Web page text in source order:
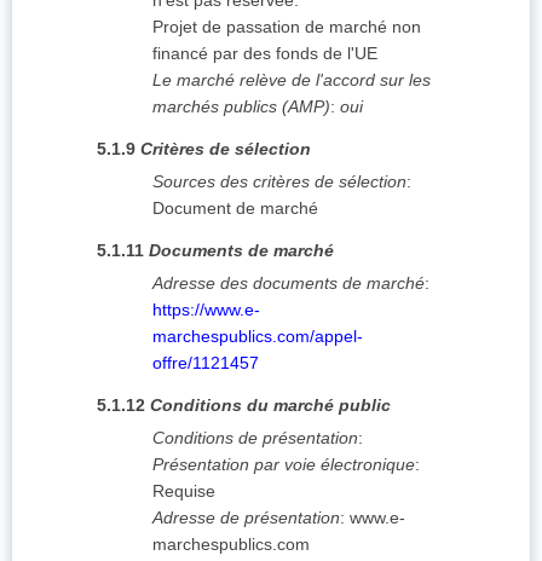
Projet de passation de marché non
financé par des fonds de l'UE
Le marché relève de l'accord sur les
marchés publics (AMP): oui
5.1.9 Critères de sélection
Sources des critères de sélection:
Document de marché
5.1.11 Documents de marché
Adresse des documents de marché:
https://www.e-
marchespublics.com/appel-
offre/1121457
5.1.12 Conditions du marché public
Conditions de présentation:
Présentation par voie électronique:
Requise
Adresse de présentation: www.e-
marchespublics.com